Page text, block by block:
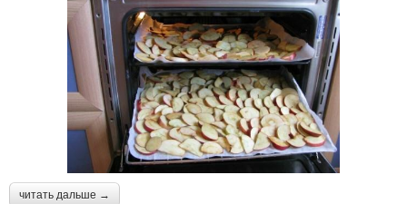
читать дальше →